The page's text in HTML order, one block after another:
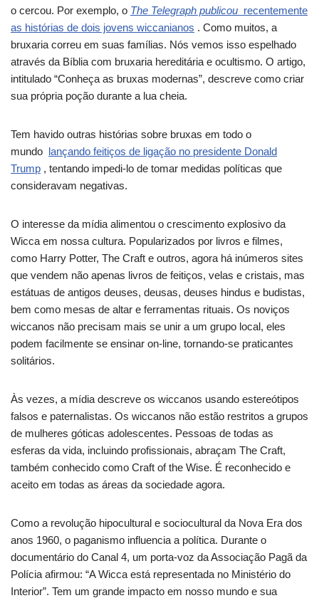
o cercou. Por exemplo, o The Telegraph publicou recentemente
as histórias de dois jovens wiccanianos . Como muitos, a
bruxaria correu em suas famílias. Nós vemos isso espelhado
através da Bíblia com bruxaria hereditária e ocultismo. O artigo,
intitulado “Conheça as bruxas modernas”, descreve como criar
sua própria poção durante a lua cheia.
Tem havido outras histórias sobre bruxas em todo o
mundo lançando feitiços de ligação no presidente Donald
Trump , tentando impedi-lo de tomar medidas políticas que
consideravam negativas.
O interesse da mídia alimentou o crescimento explosivo da
Wicca em nossa cultura. Popularizados por livros e filmes,
como Harry Potter, The Craft e outros, agora há inúmeros sites
que vendem não apenas livros de feitiços, velas e cristais, mas
estátuas de antigos deuses, deusas, deuses hindus e budistas,
bem como mesas de altar e ferramentas rituais. Os noviços
wiccanos não precisam mais se unir a um grupo local, eles
podem facilmente se ensinar on-line, tornando-se praticantes
solitários.
Às vezes, a mídia descreve os wiccanos usando estereótipos
falsos e paternalistas. Os wiccanos não estão restritos a grupos
de mulheres góticas adolescentes. Pessoas de todas as
esferas da vida, incluindo profissionais, abraçam The Craft,
também conhecido como Craft of the Wise. É reconhecido e
aceito em todas as áreas da sociedade agora.
Como a revolução hipocultural e sociocultural da Nova Era dos
anos 1960, o paganismo influencia a política. Durante o
documentário do Canal 4, um porta-voz da Associação Pagã da
Polícia afirmou: “A Wicca está representada no Ministério do
Interior”. Tem um grande impacto em nosso mundo e sua